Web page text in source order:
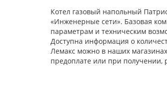
Котел газовый напольный
«Инженерные сети». Базовая
параметрам и техническим
Доступна информация о
Лемакс можно в наших
предоплате или при получении,